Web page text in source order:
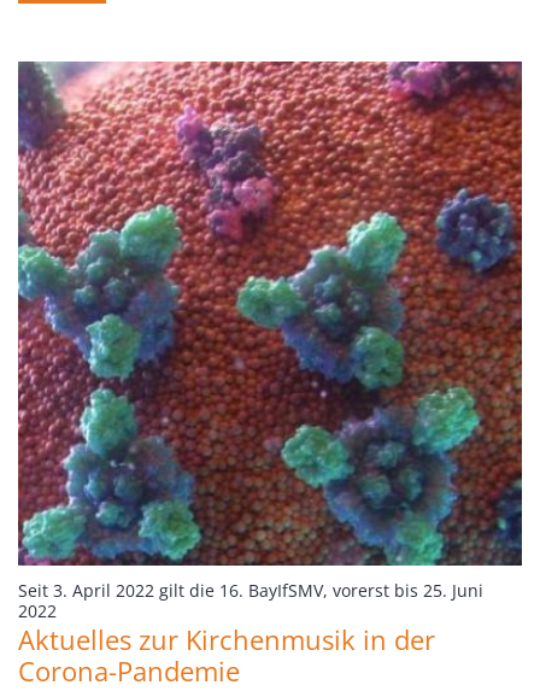
Seit 3. April 2022 gilt die 16. BayIfSMV, vorerst bis 25. Juni
2022
Aktuelles zur Kirchenmusik in der
Corona-Pandemie